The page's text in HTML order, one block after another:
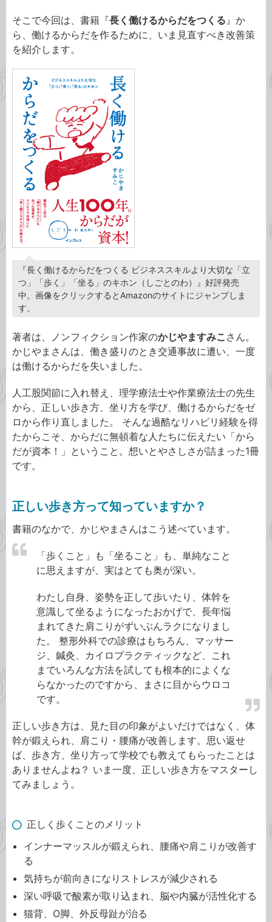
そこで今回は、書籍『長く働けるからだをつくる 』か
ら、働けるからだを作るために、いま見直すべき改善策
を紹介します。
『長く働けるからだをつくる ビジネススキルより大切な「立
つ」「歩く」「坐る」のキホン（しごとのわ）』好評発売
中。画像をクリックするとAmazonのサイトにジャンプしま
す。
著者は、ノンフィクション作家のかじやますみこ さん。
かじやまさんは、働き盛りのとき交通事故に遭い、一度
は働けるからだを失いました。
人工股関節に入れ替え、理学療法士や作業療法士の先生
から、正しい歩き方、坐り方を学び、働けるからだをゼ
ロから作り直しました。 そんな過酷なリハビリ経験を得
たからこそ、からだに無頓着な人たちに伝えたい「から
だが資本！」ということ。想いとやさしさが詰まった1冊
です。
正しい歩き方って知っていますか？
書籍のなかで、かじやまさんはこう述べています。
「歩くこと」も「坐ること」も、単純なこと
に思えますが、実はとても奥が深い。
わたし自身、姿勢を正して歩いたり、体幹を
意識して坐るようになったおかげで、長年悩
まれてきた肩こりがずいぶんラクになりまし
た。 整形外科での診療はもちろん、マッサー
ジ、鍼灸、カイロプラクティックなど、これ
までいろんな方法を試しても根本的によくな
らなかったのですから、まさに目からウロコ
です。
正しい歩き方は、見た目の印象がよいだけではなく、体
幹が鍛えられ、肩こり・腰痛が改善します。思い返せ
ば、歩き方、坐り方って学校でも教えてもらったことは
ありませんよね？ いま一度、正しい歩き方をマスターし
てみましょう。
正しく歩くことのメリット
インナーマッスルが鍛えられ、腰痛や肩こりが改善す
る
気持ちが前向きになりストレスが減少される
深い呼吸で酸素が取り込まれ、脳や内臓が活性化する
猫背、O脚、外反母趾が治る